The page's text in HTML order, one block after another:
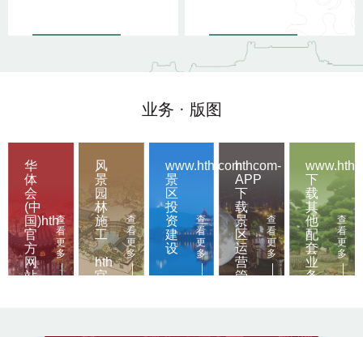
业务 · 版图
华
体
会
(中
国)hth·
官
方
网
站-
查
看
更
多
风
景
园
林
施
工
hth
官
查
看
更
多
www.hth.com
景
区
投
资
建
设
查
看
更
多
hthcom-
APP
下
载
景
区
运
营
管
查
看
更
多
下
载
其
他
配
套
业
务
查
看
更
多